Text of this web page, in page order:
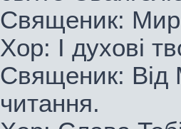
Священик: Мир
Хор: І духові
Священик: Від
читання.